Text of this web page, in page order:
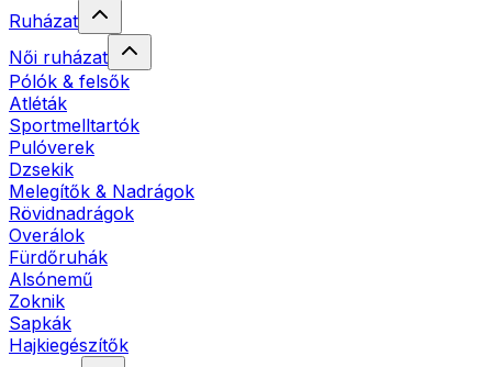
Ruházat
Női ruházat
Pólók & felsők
Atléták
Sportmelltartók
Pulóverek
Dzsekik
Melegítők & Nadrágok
Rövidnadrágok
Overálok
Fürdőruhák
Alsónemű
Zoknik
Sapkák
Hajkiegészítők